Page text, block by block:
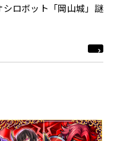
ロボット「岡山城」謎